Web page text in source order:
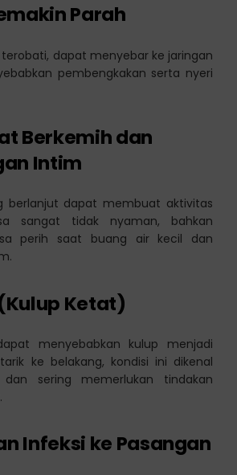
Parah
dapat menyebar ke jaringan
pembengkakan serta nyeri
Berkemih dan
Intim
berlanjut dapat membuat aktivitas
sangat tidak nyaman, bahkan
perih saat buang air kecil dan
Ketat)
menyebabkan kulup menjadi
ke belakang, kondisi ini dikenal
sering memerlukan tindakan
Infeksi ke Pasangan